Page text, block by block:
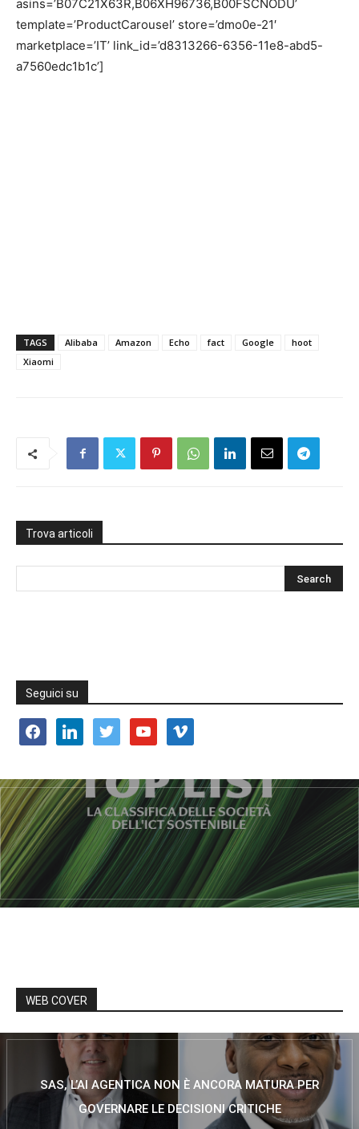
asins=’B07C21X63R,B06XH96736,B00FSCNODU’
template=’ProductCarousel’ store=’dmo0e-21′
marketplace=’IT’ link_id=’d8313266-6356-11e8-abd5-
a7560edc1b1c’]
TAGS Alibaba Amazon Echo fact Google
hoot
Xiaomi
Trova articoli
Seguici su
facebooklinkedin twitter youtube vimeo
WEB COVER
SAS, L’AI AGENTICA NON È ANCORA MATURA PER
GOVERNARE LE DECISIONI CRITICHE